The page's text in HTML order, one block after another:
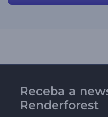
Receba a
Renderforest